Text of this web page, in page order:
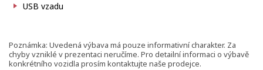
USB vzadu
Poznámka: Uvedená výbava má pouze informativní charakter. Za
chyby vzniklé v prezentaci neručíme. Pro detailní informaci o výbavě
konkrétního vozidla prosím kontaktujte naše prodejce.